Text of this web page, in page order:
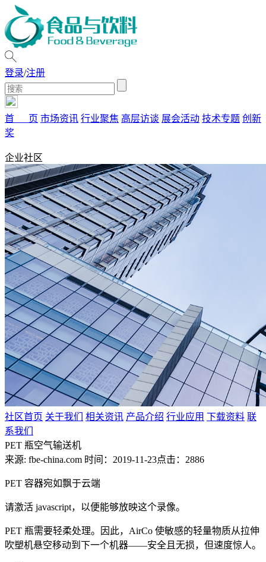
登录/注册
首 页 市场资讯 行业聚焦 高层访谈 展会活动 技术专题 创新
奖
企业社区
社区首页 关于我们 相关资讯 产品介绍 行业应用 下载资料 联
系我们
PET 瓶空气输送机
来源: fbe-china.com 时间：2019-11-23点击：2886
PET 容器宛如飘于云端
请激活 javascript，以便能够放映这个录像。
PET 瓶需要轻柔处理。因此，AirCo 使敏感的轻量物质从拉伸
吹塑机悬空移动到下一个机器——安全且无损，但速度惊人。